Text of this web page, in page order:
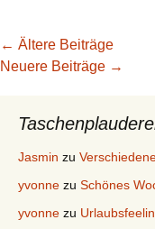
← Ältere Beiträge
Neuere Beiträge →
Jasmin zu
yvonne zu Schönes
yvonne zu